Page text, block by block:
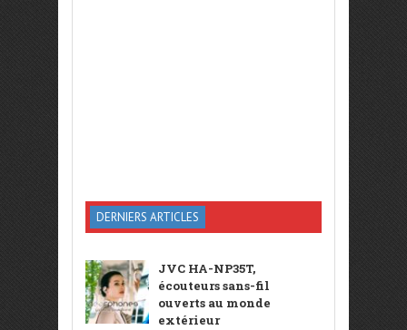
DERNIERS ARTICLES
JVC HA-NP35T,
écouteurs sans-fil
ouverts au monde
extérieur